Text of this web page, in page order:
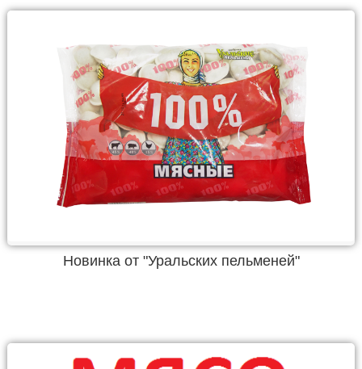
Новинка от "Уральских пельменей"